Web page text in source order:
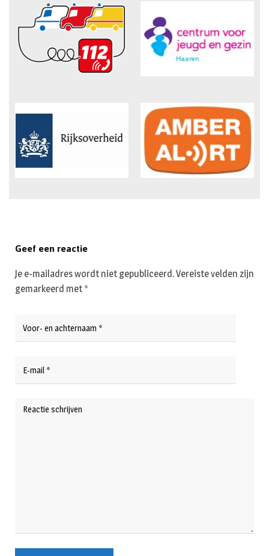
Geef een reactie
Je e-mailadres wordt niet gepubliceerd.Vereiste velden zijn
gemarkeerd met *